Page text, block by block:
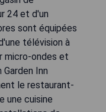
24 et d'un
sont équipées
télévision à
micro-ondes et
Inn
le restaurant-
une cuisine